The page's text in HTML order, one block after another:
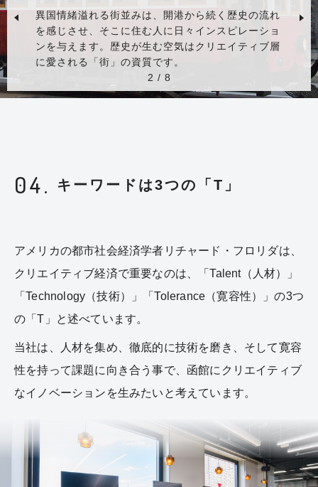
異国情緒溢れる街並みは、開港から続く歴史の流れ
を感じさせ、そこに住む人に日々インスピレーショ
ンを与えます。歴史が生む空気はクリエイティブ層
に愛される「街」の資質です。
2 / 8
04. キーワードは3つの「T」
アメリカの都市社会経済学者リチャード・フロリダは、
クリエイティブ経済で重要なのは、「Talent（人材）」
「Technology（技術）」「Tolerance（寛容性）」の3つ
の「T」と述べています。
当社は、人材を集め、徹底的に技術を磨き、そして寛容
性を持って課題に向き合う事で、函館にクリエイティブ
なイノベーションを生みたいと考えています。